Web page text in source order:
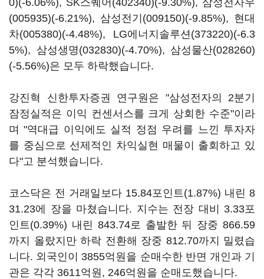
0)(-6.06%), SK스퀘어(402340)(-9.30%), 삼성전자우
(005935)(-6.21%), 삼성전기(009150)(-9.85%), 현대
차(005380)(-4.48%), LG에너지솔루션(373220)(-6.3
5%), 삼성생명(032830)(-4.70%), 삼성물산(028260)
(-5.56%)은 모두 하락했습니다.
강진혁 신한투자증권 연구원은 "삼성전자의 2분기
잠정실적은 이익 컨센서스를 크게 상회한 수준"이라
며 "역대급 이익에도 실적 정점 우려를 느낀 투자자
를 중심으로 선제적인 차익실현 매물이 출회하고 있
다"고 분석했습니다.
코스닥은 전 거래일보다 15.84포인트(1.87%) 내린 8
31.23에 장을 마쳤습니다. 지수는 전장 대비 3.33포
인트(0.39%) 내린 843.74로 출발한 뒤 장중 866.59
까지 올랐지만 하락 전환해 장중 812.70까지 밀렸습
니다. 외국인이 3855억원을 순매수한 반면 개인과 기
관은 각각 3611억원, 246억원을 순매도했습니다.